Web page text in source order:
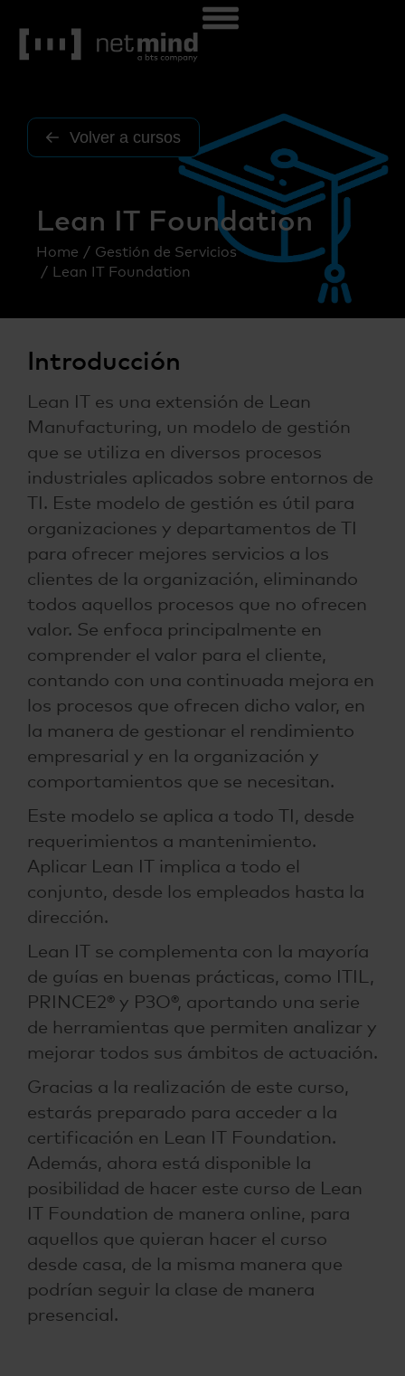
Volver a cursos
Lean IT Foundation
You are here:
Home
Gestión de Servicios
Lean IT Foundation
Introducción
Lean IT es una extensión de Lean
Manufacturing, un modelo de gestión
que se utiliza en diversos procesos
industriales aplicados sobre entornos de
TI. Este modelo de gestión es útil para
organizaciones y departamentos de TI
para ofrecer mejores servicios a los
clientes de la organización, eliminando
todos aquellos procesos que no ofrecen
valor. Se enfoca principalmente en
comprender el valor para el cliente,
contando con una continuada mejora en
los procesos que ofrecen dicho valor, en
la manera de gestionar el rendimiento
empresarial y en la organización y
comportamientos que se necesitan.
Este modelo se aplica a todo TI, desde
requerimientos a mantenimiento.
Aplicar Lean IT implica a todo el
conjunto, desde los empleados hasta la
dirección.
Lean IT se complementa con la mayoría
de guías en buenas prácticas, como ITIL,
PRINCE2® y P3O®, aportando una serie
de herramientas que permiten analizar y
mejorar todos sus ámbitos de actuación.
Gracias a la realización de este curso,
estarás preparado para acceder a la
certificación en Lean IT Foundation.
Además, ahora está disponible la
posibilidad de hacer este curso de Lean
IT Foundation de manera online, para
aquellos que quieran hacer el curso
desde casa, de la misma manera que
podrían seguir la clase de manera
presencial.